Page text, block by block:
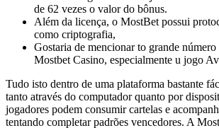
de 62 vezes o valor do bônus.
Além da licença, o MostBet possui
como criptografia,
Gostaria de mencionar to grande
Mostbet Casino, especialmente u jogo
Tudo isto dentro de uma plataforma bastante
tanto através do computador quanto por
jogadores podem consumir cartelas e
tentando completar padrões vencedores. A